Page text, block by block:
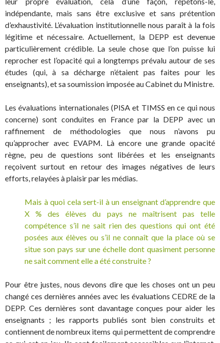
indépendante, mais sans être exclusive et sans prétention
d’exhaustivité. L’évaluation institutionnelle nous paraît à la fois
légitime et nécessaire. Actuellement, la DEPP est devenue
particulièrement crédible. La seule chose que l’on puisse lui
reprocher est l’opacité qui a longtemps prévalu autour de ses
études (qui, à sa décharge n’étaient pas faites pour les
enseignants), et sa soumission imposée au Cabinet du Ministre.
Les évaluations internationales (PISA et TIMSS en ce qui nous
concerne) sont conduites en France par la DEPP avec un
raffinement de méthodologies que nous n’avons pu
qu’approcher avec EVAPM. Là encore une grande opacité
règne, peu de questions sont libérées et les enseignants
reçoivent surtout en retour des images négatives de leurs
efforts, relayées à plaisir par les médias.
Mais à quoi cela sert-il à un enseignant d’apprendre que
X % des élèves du pays ne maîtrisent pas telle
compétence s’il ne sait rien des questions qui ont été
posées aux élèves ou s’il ne connaît que la place où se
situe son pays sur une échelle dont quasiment personne
ne sait comment elle a été construite ?
Pour être justes, nous devons dire que les choses ont un peu
changé ces dernières années avec les évaluations CEDRE de la
DEPP. Ces dernières sont davantage conçues pour aider les
enseignants ; les rapports publiés sont bien construits et
contiennent de nombreux items qui permettent de comprendre